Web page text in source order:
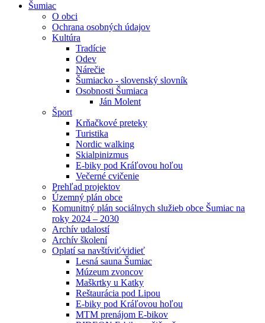
Šumiac
O obci
Ochrana osobných údajov
Kultúra
Tradície
Odev
Nárečie
Šumiacko - slovenský slovník
Osobnosti Šumiaca
Ján Molent
Šport
Krňačkové preteky
Turistika
Nordic walking
Skialpinizmus
E-biky pod Kráľovou hoľou
Večerné cvičenie
Prehľad projektov
Územný plán obce
Komunitný plán sociálnych služieb obce Šumiac na
roky 2024 – 2030
Archív udalostí
Archív školení
Oplatí sa navštíviť⁄vidieť
Lesná sauna Šumiac
Múzeum zvoncov
Maškrtky u Katky
Reštaurácia pod Lipou
E-biky pod Kráľovou hoľou
MTM prenájom E-bikov